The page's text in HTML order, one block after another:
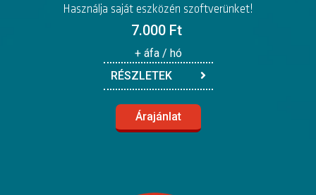
Használja saját eszközén szoftverünket!
7.000 Ft
+ áfa / hó
RÉSZLETEK
Árajánlat